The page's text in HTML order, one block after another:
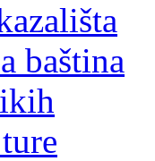
baština